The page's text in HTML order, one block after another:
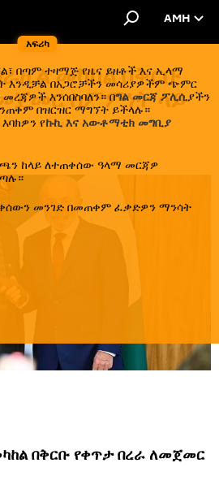
አፍሪካ
AMH
በጣም ተዛማጅ የዜና ይዘቶች እና ኢላማ
እንዲቻል በአጋሮቻችን መሳሪያዎችም ጭምር
እንሰበስባለን። በግል መርጃ ፖሊሲያችን
በዝርዝር ማግኘት ይችላሉ።
የኩኪ እና አውቶማቲክ መግቢያ
ከላይ ለተጠቀሰው ዓላማ መርጃዎ
መንገድ በመጠቀም ፈቃድዎን ማንሳት
መካከል በቅርቡ
ስምምነት ላይ
በቅርቡ የቀጥታ በረራ ለመጀመር